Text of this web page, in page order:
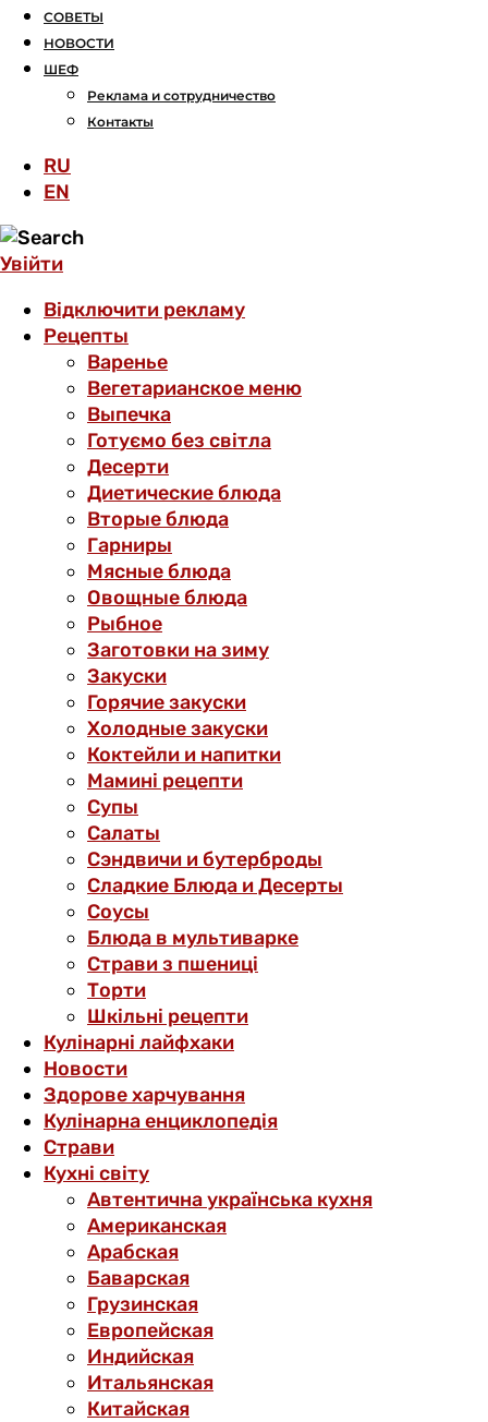
СОВЕТЫ
НОВОСТИ
ШЕФ
Реклама и сотрудничество
Контакты
RU
EN
Увійти
Відключити рекламу
Рецепты
Варенье
Вегетарианское меню
Выпечка
Готуємо без світла
Десерти
Диетические блюда
Вторые блюда
Гарниры
Мясные блюда
Овощные блюда
Рыбное
Заготовки на зиму
Закуски
Горячие закуски
Холодные закуски
Коктейли и напитки
Мамині рецепти
Супы
Салаты
Сэндвичи и бутерброды
Сладкие Блюда и Десерты
Соусы
Блюда в мультиварке
Страви з пшениці
Торти
Шкільні рецепти
Кулінарні лайфхаки
Новости
Здорове харчування
Кулінарна енциклопедія
Страви
Кухні світу
Автентична українська кухня
Американская
Арабская
Баварская
Грузинская
Европейская
Индийская
Итальянская
Китайская